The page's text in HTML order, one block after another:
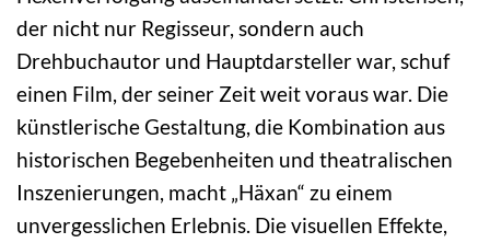
der nicht nur Regisseur, sondern auch
Drehbuchautor und Hauptdarsteller war, schuf
einen Film, der seiner Zeit weit voraus war. Die
künstlerische Gestaltung, die Kombination aus
historischen Begebenheiten und theatralischen
Inszenierungen, macht „Häxan“ zu einem
unvergesslichen Erlebnis. Die visuellen Effekte,